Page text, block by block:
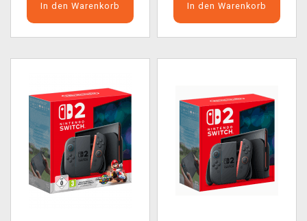
In den Warenkorb In den Warenkorb